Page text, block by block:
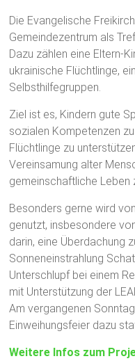
Die Evangelische
Gemeindezentrum als
Dazu zählen eine Eltern-
ukrainische Flüchtlinge,
Selbsthilfegruppen.
Ziel ist es, Kindern gute
sozialen Kompetenzen
Flüchtlinge zu
Vereinsamung alter
gemeinschaftliche Leben
Besonders gerne wird
genutzt, insbesondere
darin, eine Überdachung
Sonneneinstrahlung
Unterschlupf bei einem
mit Unterstützung der
Am vergangenen
Einweihungsfeier dazu
Weitere Infos zum